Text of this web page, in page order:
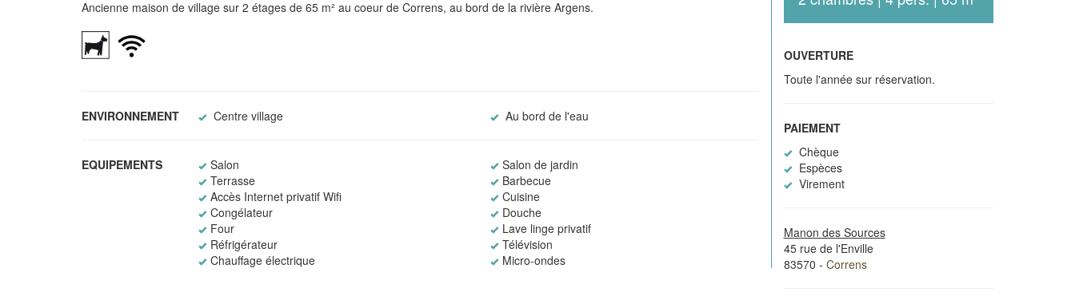
Ancienne maison de village sur 2 étages de 65 m² au coeur de Correns, au bord de la rivière Argens.
ENVIRONNEMENT Centre village Au bord de l'eau
EQUIPEMENTS Salon
Salon de jardin
Terrasse
Barbecue
Accès Internet privatif Wifi
Cuisine
Congélateur
Douche
Four
Lave linge privatif
Réfrigérateur
Télévision
Chauffage électrique
Micro-ondes
OUVERTURE
Toute l'année sur réservation.
PAIEMENT
Chèque
Espèces
Virement
Manon des Sources
45 rue de l'Enville
83570 - Correns